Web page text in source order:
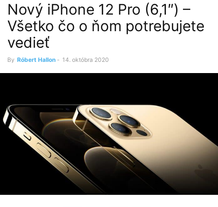
Nový iPhone 12 Pro (6,1″) –
Všetko čo o ňom potrebujete
vedieť
By Róbert Hallon - 14. októbra 2020